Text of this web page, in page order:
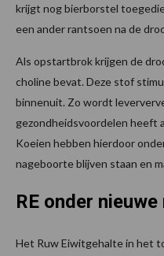
krijgt nog bierborstel
een ander rantsoen na de
Als opstartbrok krijgen de
choline bevat. Deze stof
binnenuit. Zo wordt
gezondheidsvoordelen heeft
Koeien hebben hierdoor
nageboorte blijven staan en
RE onder nieuwe
Het Ruw Eiwitgehalte in het